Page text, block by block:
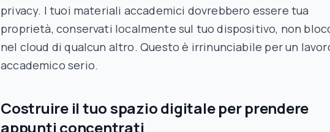
privacy. I tuoi materiali accademici dovrebbero essere tua
proprietà, conservati localmente sul tuo dispositivo, non
nel cloud di qualcun altro. Questo è irrinunciabile per un
accademico serio.
Costruire il tuo spazio digitale per prendere
appunti concentrati